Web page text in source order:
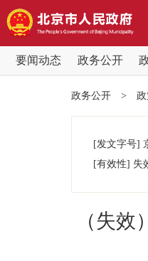
要闻动态 政务公开
党
政务公开
政务公开 >
[发文字号]
[有效性] 失
（失